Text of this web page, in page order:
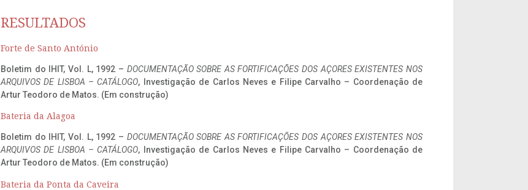
RESULTADOS
Forte de Santo António
Boletim do IHIT, Vol. L, 1992 – DOCUMENTAÇÃO SOBRE AS FORTIFICAÇÕES DOS AÇORES EXISTENTES NOS
ARQUIVOS DE LISBOA – CATÁLOGO, Investigação de Carlos Neves e Filipe Carvalho – Coordenação de
Artur Teodoro de Matos. (Em construção)
Bateria da Alagoa
Boletim do IHIT, Vol. L, 1992 – DOCUMENTAÇÃO SOBRE AS FORTIFICAÇÕES DOS AÇORES EXISTENTES NOS
ARQUIVOS DE LISBOA – CATÁLOGO, Investigação de Carlos Neves e Filipe Carvalho – Coordenação de
Artur Teodoro de Matos. (Em construção)
Bateria da Ponta da Caveira